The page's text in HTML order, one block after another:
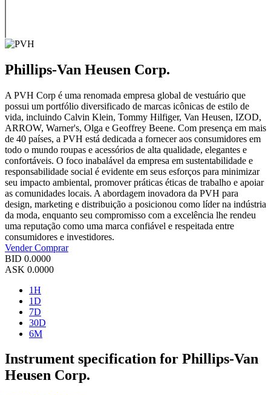
Phillips-Van Heusen Corp.
A PVH Corp é uma renomada empresa global de vestuário que
possui um portfólio diversificado de marcas icônicas de estilo de
vida, incluindo Calvin Klein, Tommy Hilfiger, Van Heusen, IZOD,
ARROW, Warner's, Olga e Geoffrey Beene. Com presença em mais
de 40 países, a PVH está dedicada a fornecer aos consumidores em
todo o mundo roupas e acessórios de alta qualidade, elegantes e
confortáveis. O foco inabalável da empresa em sustentabilidade e
responsabilidade social é evidente em seus esforços para minimizar
seu impacto ambiental, promover práticas éticas de trabalho e apoiar
as comunidades locais. A abordagem inovadora da PVH para
design, marketing e distribuição a posicionou como líder na indústria
da moda, enquanto seu compromisso com a excelência lhe rendeu
uma reputação como uma marca confiável e respeitada entre
consumidores e investidores.
VenderComprar
BID 0.0000
ASK 0.0000
1H
1D
7D
30D
6M
Instrument specification for Phillips-Van
Heusen Corp.